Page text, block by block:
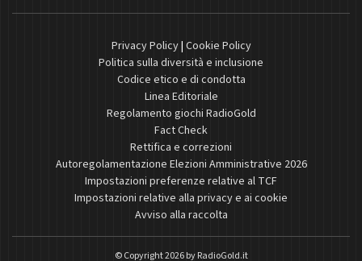
Privacy Policy| Cookie Policy
Politica sulla diversità e inclusione
Codice etico e di condotta
Linea Editoriale
Regolamento giochi RadioGold
Fact Check
Rettifica e correzioni
Autoregolamentazione Elezioni Amministrative 2026
Impostazioni preferenze relative al TCF
Impostazioni relative alla privacy e ai cookie
Avviso alla raccolta
© Copyright 2026 byRadioGold.it